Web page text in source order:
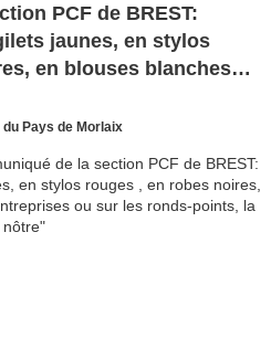
PCF de BREST:
jaunes, en stylos
en blouses blanches,
aussi la nôtre
Pays de Morlaix